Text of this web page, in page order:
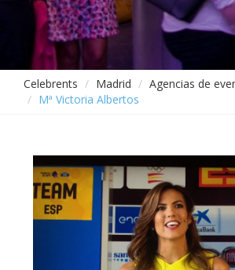
Celebrents Madrid
Agencias de
Mª Victoria Albertos